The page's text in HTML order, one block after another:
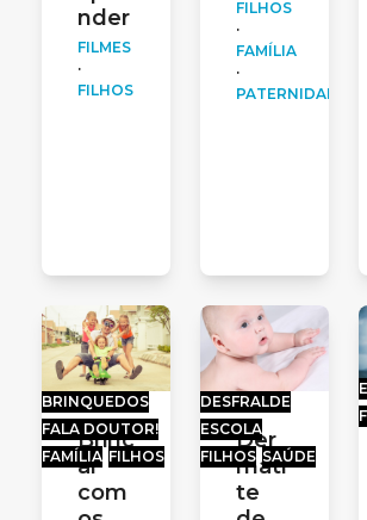
nder
FILMES
·
FILHOS
FILHOS
·
FAMÍLIA
·
PATERNIDADE
BRINQUEDOS
FALA DOUTOR!
FAMÍLIA FILHOS
Brinc
ar
com
DESFRALDE
ESCOLA
FILHOS SAÚDE
Der
mati
te